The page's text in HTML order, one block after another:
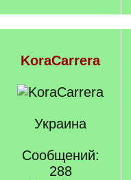
KoraCarrera
Украина
Сообщений:
288